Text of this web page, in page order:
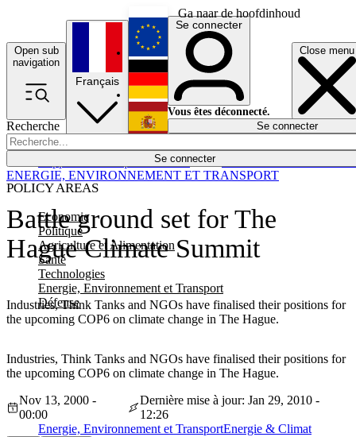
Ga naar de hoofdinhoud
Open sub
navigation
Close menu
Recherche
Se connecter
POLICY AREAS
Economie
Politique
Agriculture et Alimentation
Santé
Technologies
Energie, Environnement et Transport
Défense
Économie
Français
English
Deutsch
Español
Se connecter
Vous êtes déconnecté.
Se connecter
Battle ground set for The
Hague Climate Summit
Industries, Think Tanks and NGOs have finalised their positions for
the upcoming COP6 on climate change in The Hague.
ENERGIE, ENVIRONNEMENT ET TRANSPORT
Industries, Think Tanks and NGOs have finalised their positions for
the upcoming COP6 on climate change in The Hague.
Nov 13, 2000 -
00:00
Dernière mise à jour: Jan 29, 2010 -
12:26
Energie, Environnement et TransportEnergie & Climat